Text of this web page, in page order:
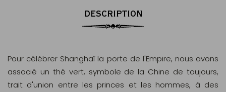
DESCRIPTION
Pour célébrer Shanghaï la porte de l'Empire, nous avons
associé un thé vert, symbole de la Chine de toujours,
trait d'union entre les princes et les hommes, à des